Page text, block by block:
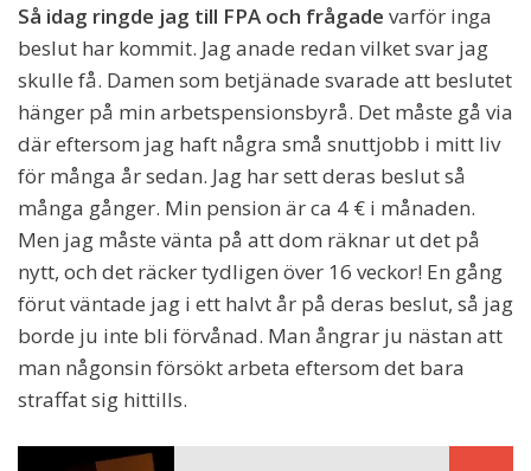
Så idag ringde jag till FPA och frågade varför inga
beslut har kommit. Jag anade redan vilket svar jag
skulle få. Damen som betjänade svarade att beslutet
hänger på min arbetspensionsbyrå. Det måste gå via
där eftersom jag haft några små snuttjobb i mitt liv
för många år sedan. Jag har sett deras beslut så
många gånger. Min pension är ca 4 € i månaden.
Men jag måste vänta på att dom räknar ut det på
nytt, och det räcker tydligen över 16 veckor! En gång
förut väntade jag i ett halvt år på deras beslut, så jag
borde ju inte bli förvånad. Man ångrar ju nästan att
man någonsin försökt arbeta eftersom det bara
straffat sig hittills.